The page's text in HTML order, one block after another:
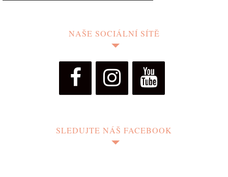
NAŠE SOCIÁLNÍ SÍTĚ
SLEDUJTE NÁŠ FACEBOOK